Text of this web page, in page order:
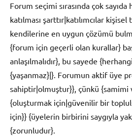
Forum seçimi sırasında çok
katılması şarttır|katılımcılar
kendilerine en uygun çözümü
{forum için geçerli olan kurallar}
anlaşılmalıdır}, bu sayede
{yaşanmaz}|}. Forumun aktif üye
sahiptir|olmuştur}}, çünkü {samimi
{oluşturmak için|güvenilir bir
için}} {üyelerin birbirini saygıyla
{zorunludur}.